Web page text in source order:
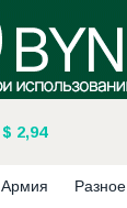
2,94
Армия Разное